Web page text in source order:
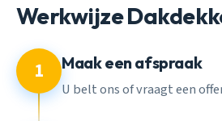
Werkwijze
1 Maak een afspraak
U belt ons of vraagt een